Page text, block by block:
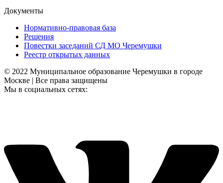
Документы
Нормативно-правовая база
Решения
Повестки заседаний СД МО Черемушки
Реестр открытых данных
© 2022 Муниципальное образование Черемушки в городе
Москве | Все права защищены
Мы в социальных сетях: